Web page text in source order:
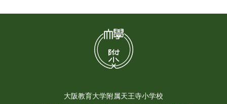
大阪教育大学附属天王寺小学校